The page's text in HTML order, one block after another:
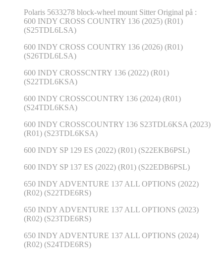
Polaris 5633278 block-wheel mount Sitter Original på :
600 INDY CROSS COUNTRY 136 (2025) (R01)
(S25TDL6LSA)
600 INDY CROSS COUNTRY 136 (2026) (R01)
(S26TDL6LSA)
600 INDY CROSSCNTRY 136 (2022) (R01)
(S22TDL6KSA)
600 INDY CROSSCOUNTRY 136 (2024) (R01)
(S24TDL6KSA)
600 INDY CROSSCOUNTRY 136 S23TDL6KSA (2023)
(R01) (S23TDL6KSA)
600 INDY SP 129 ES (2022) (R01) (S22EKB6PSL)
600 INDY SP 137 ES (2022) (R01) (S22EDB6PSL)
650 INDY ADVENTURE 137 ALL OPTIONS (2022)
(R02) (S22TDE6RS)
650 INDY ADVENTURE 137 ALL OPTIONS (2023)
(R02) (S23TDE6RS)
650 INDY ADVENTURE 137 ALL OPTIONS (2024)
(R02) (S24TDE6RS)